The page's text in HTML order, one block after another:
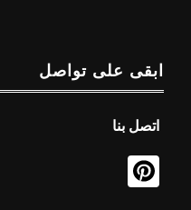
ابقى على تواصل
اتصل بنا